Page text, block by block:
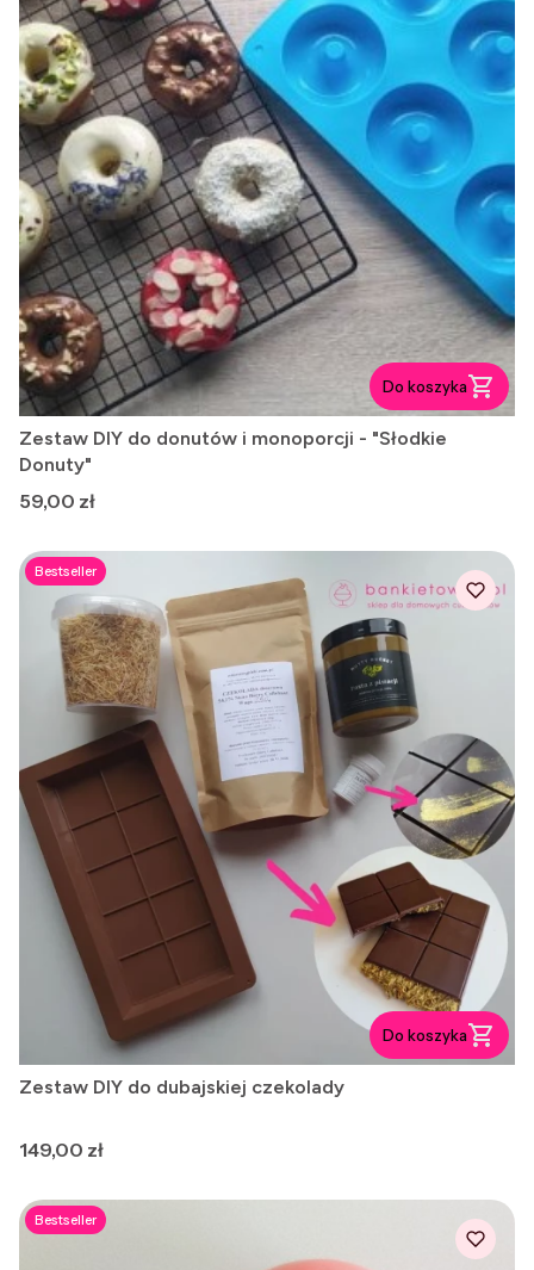
Do koszyka
Zestaw DIY do donutów i monoporcji - "Słodkie
Donuty"
Cena
59,00 zł
Bestseller
Do koszyka
Zestaw DIY do dubajskiej czekolady
Cena
149,00 zł
Bestseller